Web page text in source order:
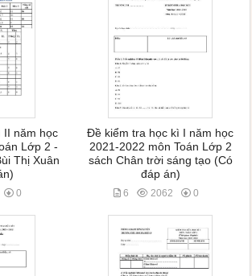
II năm học
Lớp 2 -
Thị Xuân
0
Đề kiểm tra học kì I năm học
2021-2022 môn Toán Lớp 2
sách Chân trời sáng tạo (Có
đáp án)
6 2062 0